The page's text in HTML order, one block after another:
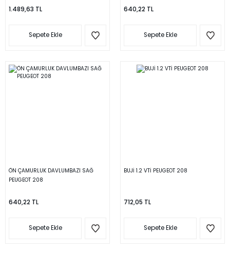
1.489,63 TL
Sepete Ekle
640,22 TL
Sepete Ekle
ÖN ÇAMURLUK DAVLUMBAZI SAĞ
PEUGEOT 208
640,22 TL
Sepete Ekle
BUJİ 1.2 VTİ PEUGEOT 208
712,05 TL
Sepete Ekle